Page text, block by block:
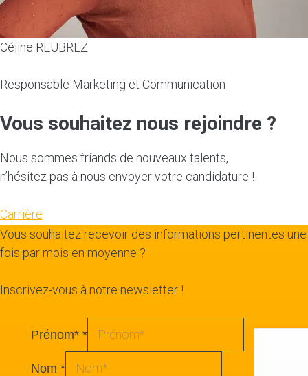
Céline REUBREZ
Responsable Marketing et Communication
Vous souhaitez nous rejoindre ?
Nous sommes friands de nouveaux talents,
n’hésitez pas à nous envoyer votre candidature !
Carrière
Vous souhaitez recevoir des informations pertinentes une
fois par mois en moyenne ?
Inscrivez-vous à notre newsletter !
Prénom* *
Nom *